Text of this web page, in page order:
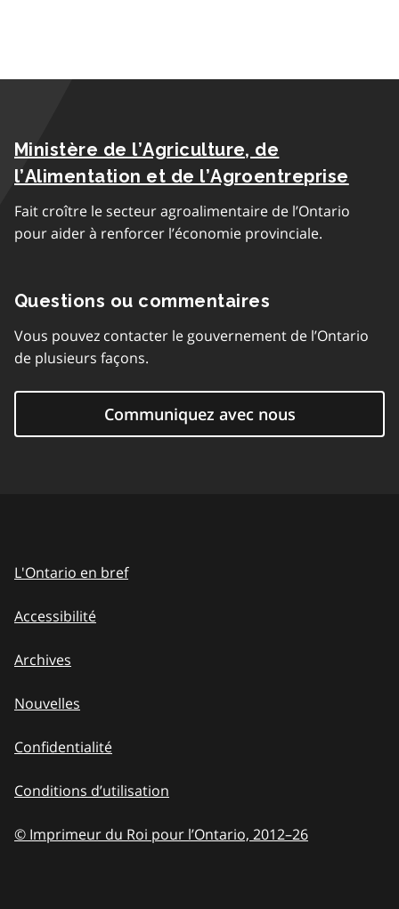
Ministère de l’Agriculture, de
l’Alimentation et de l’Agroentreprise
Fait croître le secteur agroalimentaire de l’Ontario
pour aider à renforcer l’économie provinciale.
Questions ou commentaires
Vous pouvez contacter le gouvernement de l’Ontario
de plusieurs façons.
Communiquez avec nous
L'Ontario en bref
Accessibilité
Archives
Nouvelles
Confidentialité
Conditions d’utilisation
© Imprimeur du Roi pour l’Ontario, 2012–to
26